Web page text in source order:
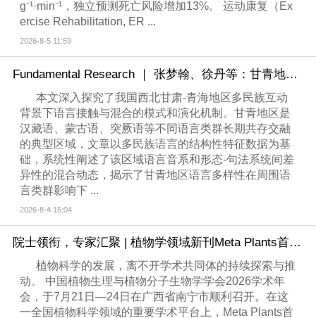
g⁻¹·min⁻¹，独立预测死亡风险增加13%。 运动康复（Ex
ercise Rehabilitation, ER ...
2026-8-5 11:59
Fundamental Research ｜ 张梦翰、徐丹等：甘青地区是语言“熔炉”：多民族语言如何相互塑造
本文深入探究了我国西北甘肃-青海地区多民族互动
背景下语言接触与混合的模式和演化机制。甘青地区是
汉藏语、蒙古语、突厥语等不同语言类群长期共存交融
的典型区域，文章以多民族语言的结构性特征数据为基
础，系统性阐述了该区域语言音系和形态-句法系统间差
异性的混合动态，揭示了甘青地区语言多样性在周围语
言类群影响下 ...
2026-8-4 15:04
院士领衔，专家汇聚 | 植物学领域新刊Meta Plants首次亮相中国植物生理与植物分子生物学学会2026学术年会
植物科学的发展，离不开学术共同体的持续探索与推
动。 中国植物生理与植物分子生物学学会2026学术年
会，于7月21日—24日在广西省南宁市顺利召开。在这
一全国植物科学领域的重要学术平台上，Meta Plants首